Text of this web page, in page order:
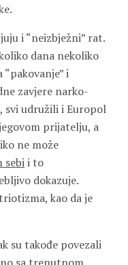
i “neizbježni” rat.
dana nekoliko
i
zavjere narko-
svi udružili i Europol
prijatelju, a
ne može
sebii to
dokazuje.
kao da je
su takođe povezali